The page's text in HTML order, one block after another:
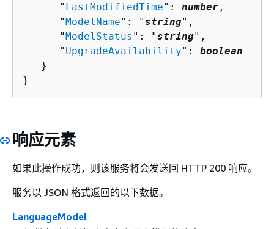
      "
LastModifiedTime": number ,
      "
ModelName": "string",
      "
ModelStatus ": "string",
      "
UpgradeAvailability": boolean
   }
}
响应元素
如果此操作成功，则该服务将会发送回 HTTP 200 响应。
服务以 JSON 格式返回的以下数据。
LanguageModel